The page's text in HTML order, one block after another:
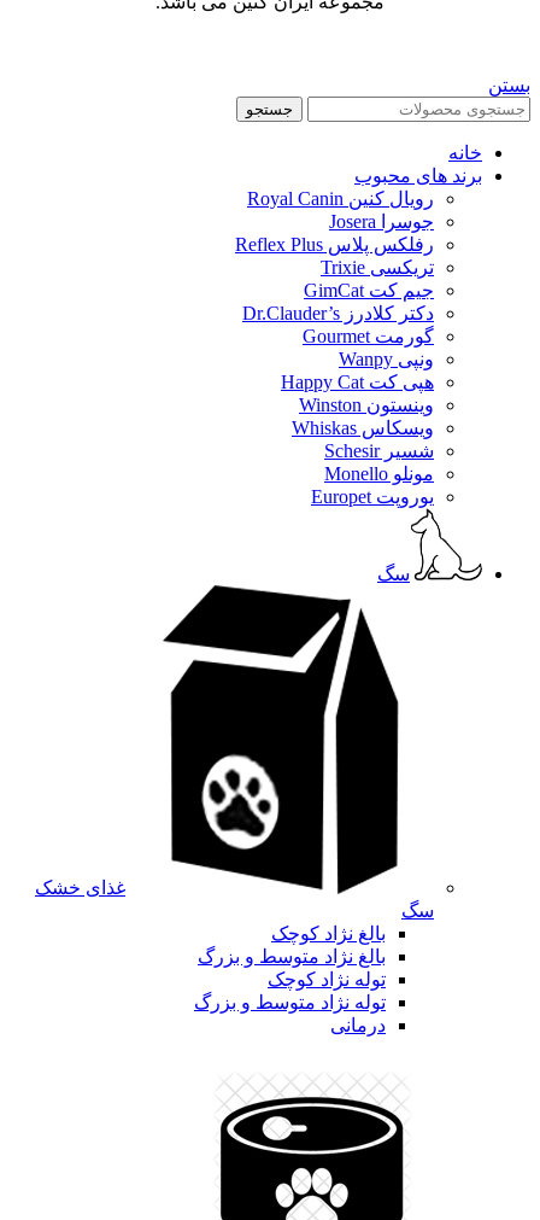
بستن
جستجو
خانه
برند های محبوب
رویال کنین Royal Canin
جوسرا Josera
رفلکس پلاس Reflex Plus
تریکسی Trixie
جیم کت GimCat
دکتر کلادرز Dr.Clauder’s
گورمت Gourmet
ونپی Wanpy
هپی کت Happy Cat
وینستون Winston
ویسکاس Whiskas
شسیر Schesir
مونلو Monello
یوروپت Europet
سگ
غذای خشک
سگ
بالغ نژاد کوچک
بالغ نژاد متوسط و بزرگ
توله نژاد کوچک
توله نژاد متوسط و بزرگ
درمانی